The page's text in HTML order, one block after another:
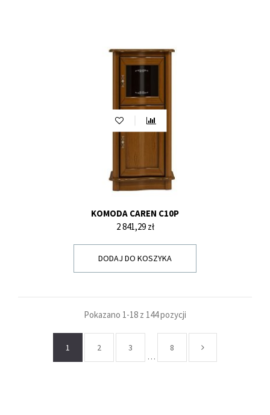
KOMODA CAREN C10P
Cena
2 841,29 zł
DODAJ DO KOSZYKA
Pokazano 1-18 z 144 pozycji
1 2 3
…
8